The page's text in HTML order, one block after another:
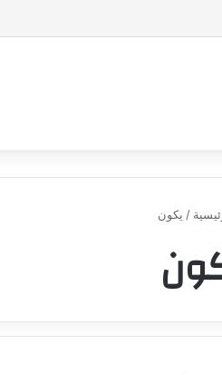
النهاية؟ |شارك تانك العراق
/ يكون